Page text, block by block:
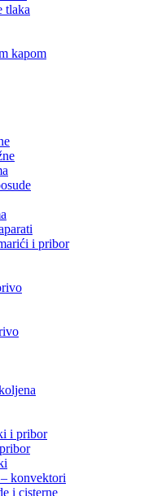
tlaka
kapom
i pribor
i pribor
konvektori
i cisterne